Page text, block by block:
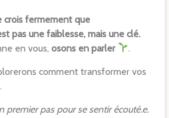
crois fermement que
pas une faiblesse, mais une clé.
en vous, osons en parler .
comment transformer vos
premier pas pour se sentir écouté.e.